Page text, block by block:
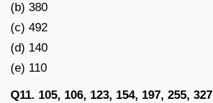
(b) 380
(c) 492
(d) 140
(e) 110
Q11. 105, 106, 123, 154, 197, 255, 327